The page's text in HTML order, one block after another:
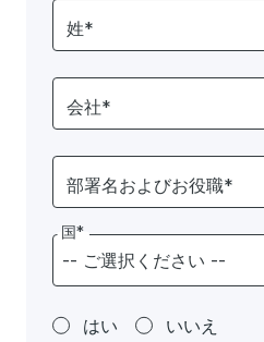
姓*
会社*
部署名およびお役職*
国*
はい いいえ